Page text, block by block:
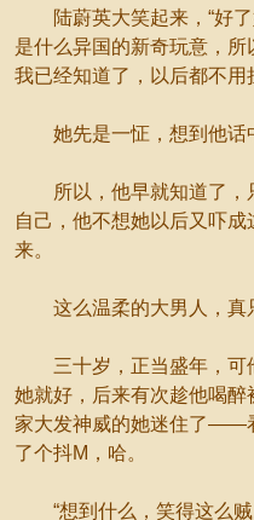
陆蔚英大笑起来，“好了
是什么异国的新奇玩意，所
我已经知道了，以后都不用
她先是一怔，想到他话
所以，他早就知道了，
自己，他不想她以后又吓
来。
这么温柔的大男人，真
三十岁，正当盛年，可
她就好，后来有次趁他喝
家大发神威的她迷住了——
了个抖M，哈。
“想到什么，笑得这么贼